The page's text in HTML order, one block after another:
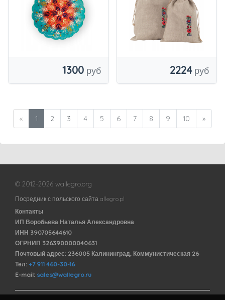
1300 2224
« 1 2 3 4 5 6 7 8 9 10 »
© 2012-2026 wallegro.org
Посредник с польского сайта allegro.pl
Контакты
ИП Воробьева Наталья Александровна
ИНН 390705644610
ОГРНИП 326390000040631
Почтовый адрес: 236005 Калининград, Коммунистическая 26
Тел: +7 911 460-30-16
E-mail: sales@wallegro.ru